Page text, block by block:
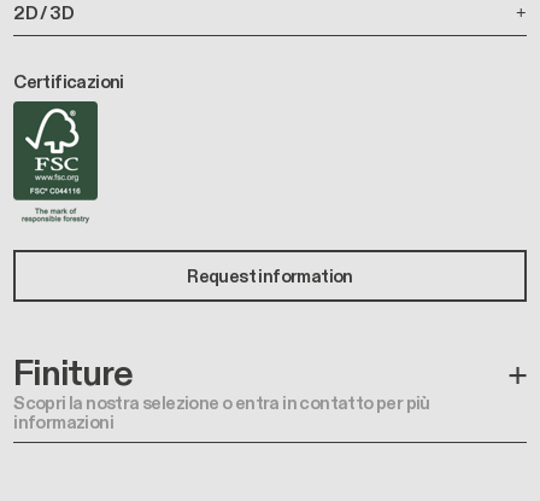
2D / 3D
Certificazioni
Request information
Finiture
Scopri la nostra selezione o entra in contatto per più
informazioni